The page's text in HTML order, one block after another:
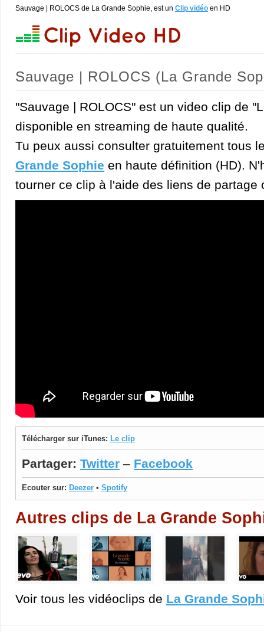
Sauvage | ROLOCS de La Grande Sophie, est un Clip vidéo en HD
Sauvage | ROLOCS (La Grande
"Sauvage | ROLOCS" est un video clip de
disponible en streaming de haute qualité.
Tu peux aussi consulter gratuitement tous
Grande Sophie en haute définition (HD).
tourner ce clip à l'aide des liens de partage
Télécharger sur iTunes: Le clip
Partager: Twitter – Facebook
Ecouter sur: Deezer • Spotify
Autres clips de La Grande
Voir tous les vidéoclips de La Grande